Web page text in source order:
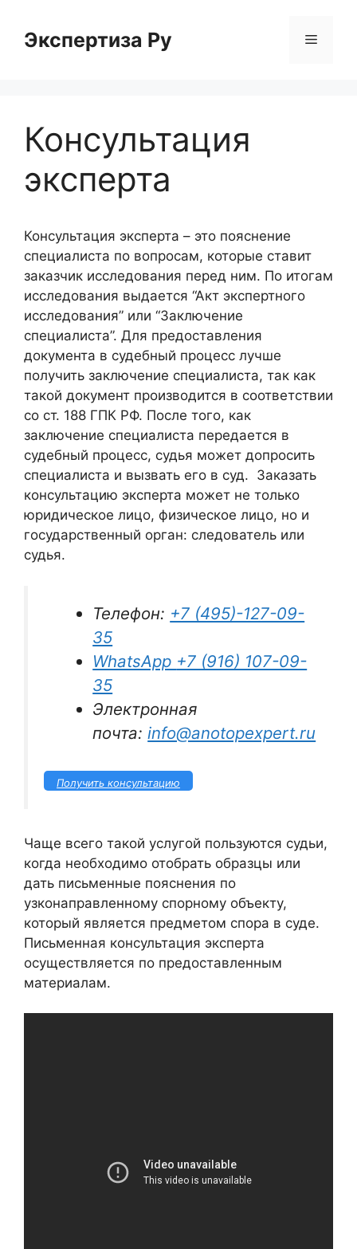
содержимому
Экспертиза Ру Меню
Консультация
эксперта
Консультация эксперта – это пояснение
специалиста по вопросам, которые ставит
заказчик исследования перед ним. По итогам
исследования выдается “Акт экспертного
исследования” или “Заключение
специалиста”. Для предоставления
документа в судебный процесс лучше
получить заключение специалиста, так как
такой документ производится в соответствии
со ст. 188 ГПК РФ. После того, как
заключение специалиста передается в
судебный процесс, судья может допросить
специалиста и вызвать его в суд. Заказать
консультацию эксперта может не только
юридическое лицо, физическое лицо, но и
государственный орган: следователь или
судья.
Телефон: +7 (495)-127-09-
35
WhatsApp +7 (916) 107-09-
35
Электронная
почта:info@anotopexpert.ru
Получить консультацию
Чаще всего такой услугой пользуются судьи,
когда необходимо отобрать образцы или
дать письменные пояснения по
узконаправленному спорному объекту,
который является предметом спора в суде.
Письменная консультация эксперта
осуществляется по предоставленным
материалам.